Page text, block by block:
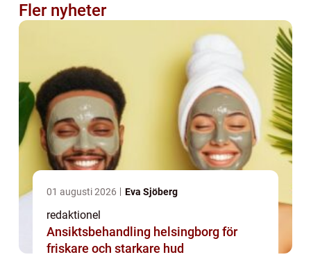
Fler nyheter
01 augusti 2026 Eva Sjöberg
redaktionel
Ansiktsbehandling helsingborg för
friskare och starkare hud